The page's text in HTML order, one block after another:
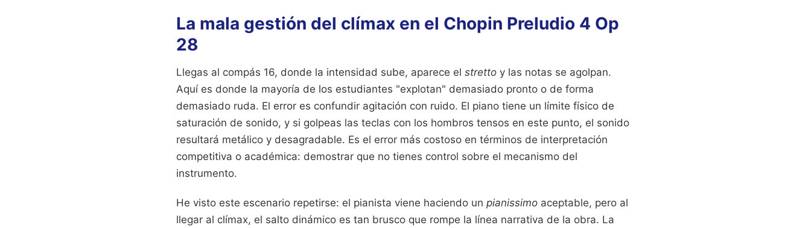
La mala gestión del clímax en el Chopin Preludio 4 Op
28
Llegas al compás 16, donde la intensidad sube, aparece el stretto y las notas se agolpan.
Aquí es donde la mayoría de los estudiantes "explotan" demasiado pronto o de forma
demasiado ruda. El error es confundir agitación con ruido. El piano tiene un límite físico de
saturación de sonido, y si golpeas las teclas con los hombros tensos en este punto, el sonido
resultará metálico y desagradable. Es el error más costoso en términos de interpretación
competitiva o académica: demostrar que no tienes control sobre el mecanismo del
instrumento.
He visto este escenario repetirse: el pianista viene haciendo un pianissimo aceptable, pero al
llegar al clímax, el salto dinámico es tan brusco que rompe la línea narrativa de la obra. La